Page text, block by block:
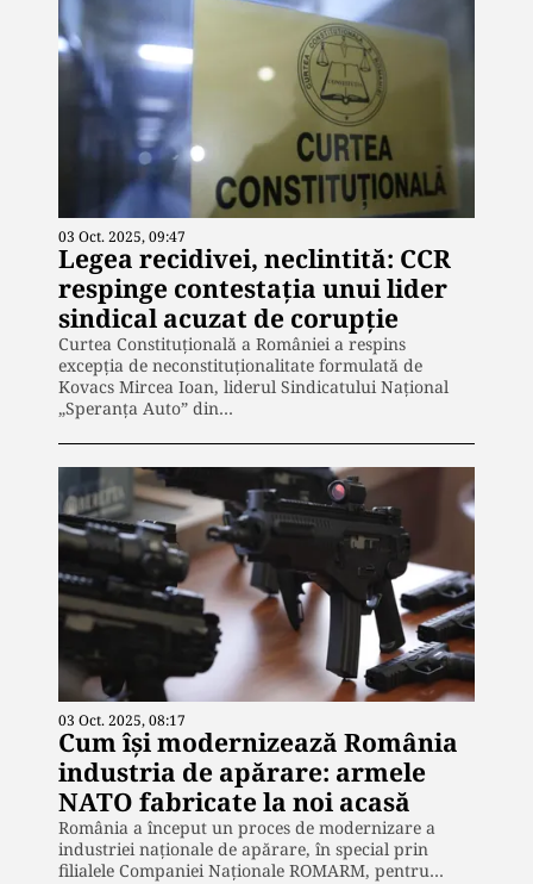
03 Oct. 2025, 09:47
Legea recidivei, neclintită: CCR
respinge contestația unui lider
sindical acuzat de corupție
Curtea Constituțională a României a respins
excepția de neconstituționalitate formulată de
Kovacs Mircea Ioan, liderul Sindicatului Național
„Speranța Auto” din…
03 Oct. 2025, 08:17
Cum își modernizează România
industria de apărare: armele
NATO fabricate la noi acasă
România a început un proces de modernizare a
industriei naționale de apărare, în special prin
filialele Companiei Naționale ROMARM, pentru…